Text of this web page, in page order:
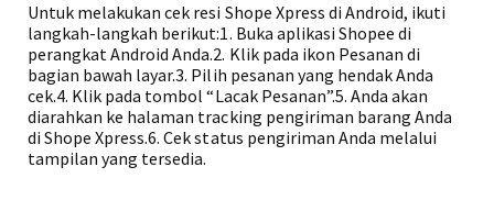
Untuk melakukan cek resi Shope Xpress di Android, ikuti
langkah-langkah berikut:1. Buka aplikasi Shopee di
perangkat Android Anda.2. Klik pada ikon Pesanan di
bagian bawah layar.3. Pilih pesanan yang hendak Anda
cek.4. Klik pada tombol “Lacak Pesanan”.5. Anda akan
diarahkan ke halaman tracking pengiriman barang Anda
di Shope Xpress.6. Cek status pengiriman Anda melalui
tampilan yang tersedia.